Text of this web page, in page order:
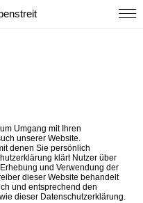
Umgang mit Ihren
unserer Website.
denen Sie persönlich
klärt Nutzer über
und Verwendung der
dieser Website behandelt
und entsprechend den
dieser Datenschutzerklärung.